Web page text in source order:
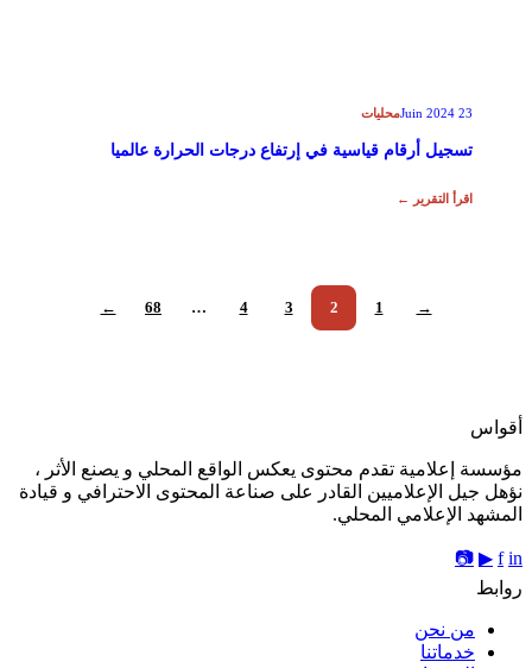
23 Juin 2024 محليات
تسجيل أرقام قياسية في إرتفاع درجات الحرارة عالميا
اقرأ التقرير ←
→
1
2
3
4
…
68
←
أقواس
مؤسسة إعلامية تقدم محتوى يعكس الواقع المحلي و يصنع الأثر ،
نؤهل جيل الإعلاميين القادر على صناعة المحتوى الاحترافي و قيادة
المشهد الإعلامي المحلي.
f in
▶
📷
روابط
من نحن
خدماتنا